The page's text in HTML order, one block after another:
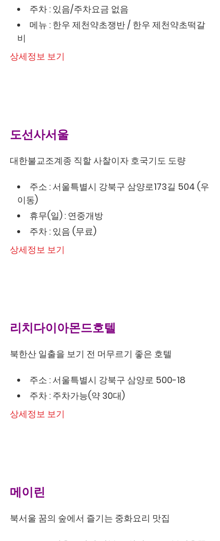
주차 : 있음/주차요금 없음
메뉴 : 한우 제천약초쟁반 / 한우 제천약초떡갈
비
상세정보 보기
도선사서울
대한불교조계종 직할 사찰이자 호국기도 도량
주소 : 서울특별시 강북구 삼양로173길 504 (우
이동)
휴무(일) : 연중개방
주차 : 있음 (무료)
상세정보 보기
리치다이아몬드호텔
북한산 일출을 보기 전 머무르기 좋은 호텔
주소 : 서울특별시 강북구 삼양로 500-18
주차 : 주차가능(약 30대)
상세정보 보기
메이린
북서울 꿈의 숲에서 즐기는 중화요리 맛집